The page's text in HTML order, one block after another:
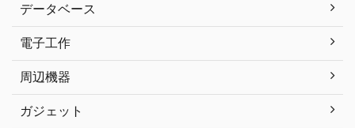
データベース
電子工作
周辺機器
ガジェット